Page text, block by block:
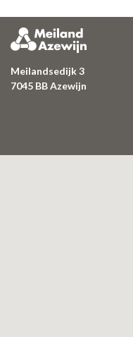
Meilandsedijk 3
7045 BBAzewijn